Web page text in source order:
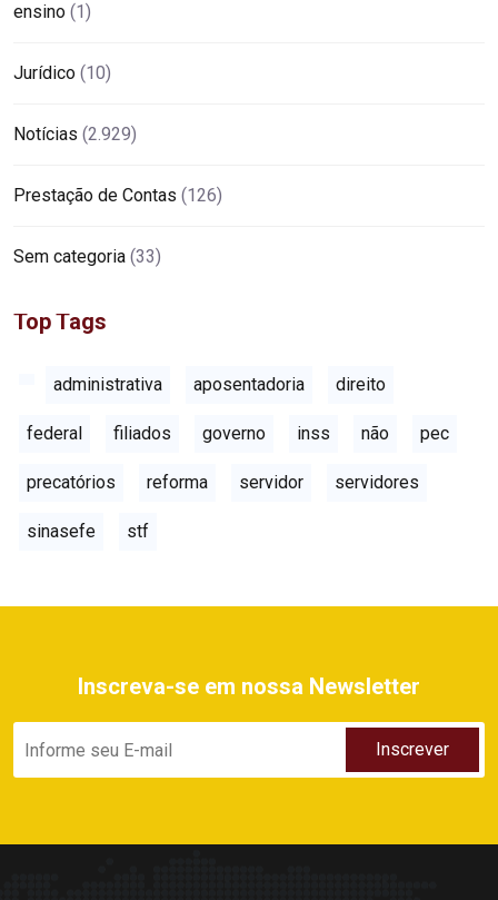
ensino (1)
Jurídico (10)
Notícias (2.929)
Prestação de Contas (126)
Sem categoria (33)
Top Tags
administrativa aposentadoria direito
federal filiados governo inss não pec
precatórios reforma servidor servidores
sinasefe stf
Inscreva-se em nossa Newsletter